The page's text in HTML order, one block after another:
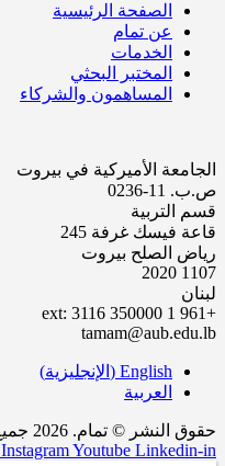
الصفحة الرئيسية
عن تمام
الخدمات
المختبر البحثي
المساهمون والشركاء
الجامعة الأميركية في بيروت
ص.ب. 11-0236
قسم التربية
قاعة فيسك غرفة 245
رياض الصلح بيروت
1107 2020
لبنان
+961 1 350000 ext: 3116
tamam@aub.edu.lb
English
( الإنجليزية)
العربية
حقوق النشر © تمام. 2026 جميع الحقوق محفوظة.
InstagramYoutube Linkedin-in